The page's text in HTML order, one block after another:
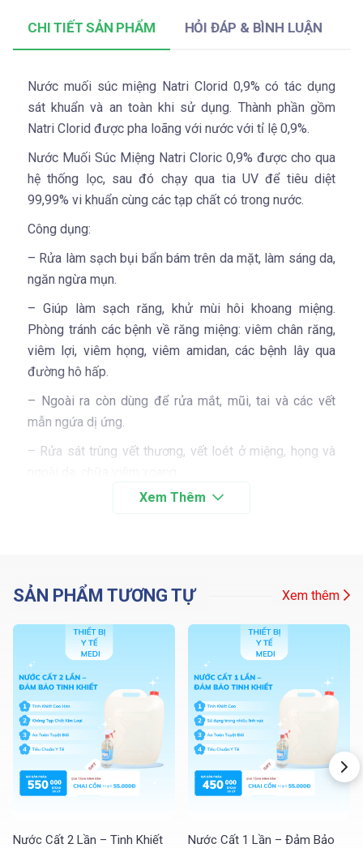
CHI TIẾT SẢN PHẨM HỎI ĐÁP & BÌNH LUẬN
Nước muối súc miệng Natri Clorid 0,9% có tác dụng
sát khuẩn và an toàn khi sử dụng. Thành phần gồm
Natri Clorid được pha loãng với nước với tỉ lệ 0,9%.
Nước Muối Súc Miệng Natri Cloric 0,9% được cho qua
hệ thống lọc, sau đó chạy qua tia UV để tiêu diệt
99,99% vi khuẩn cùng các tạp chất có trong nước.
Công dụng:
– Rửa làm sạch bụi bẩn bám trên da mặt, làm sáng da,
ngăn ngừa mụn.
– Giúp làm sạch răng, khử mùi hôi khoang miệng.
Phòng tránh các bệnh về răng miệng: viêm chân răng,
viêm lợi, viêm họng, viêm amidan, các bệnh lây qua
đường hô hấp.
– Ngoài ra còn dùng để rửa mắt, mũi, tai và các vết
mẫn ngứa dị ứng.
– Rửa sát trùng vết thương, vết loét ở miệng, họng và
– Rửa hoa quả sống, hoa quả tươi.
10 thùng tặng 2 thùng
SẢN PHẨM TƯƠNG TỰ Xem thêm
Nước Cất 2 Lần – Tinh Khiết
Nước Cất 1 Lần – Đảm Bảo